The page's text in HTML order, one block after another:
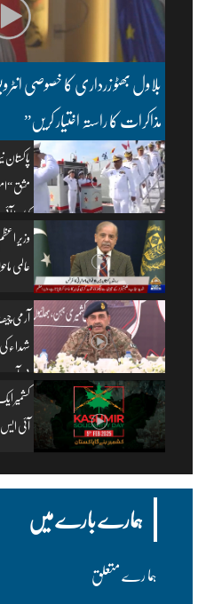
بلاول بھٹو زرداری کا خصوصی
مذاکرات کا راستہ اختیار کریں”
مشق
کیا۔ |
وزیرِ
عالمی
آرمی
شہداء
پی آر
آئی
ہمارے بارے میں
ہما رے متعلق